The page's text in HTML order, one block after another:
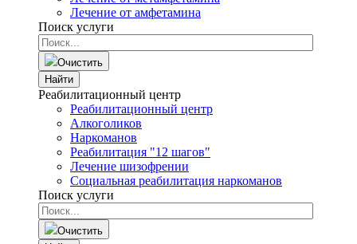
Лечение от амфетамина
Поиск услуги
Очистить
Найти
Реабилитационный центр
Реабилитационный центр
Алкоголиков
Наркоманов
Реабилитация "12 шагов"
Лечение шизофрении
Социальная реабилитация наркоманов
Поиск услуги
Очистить